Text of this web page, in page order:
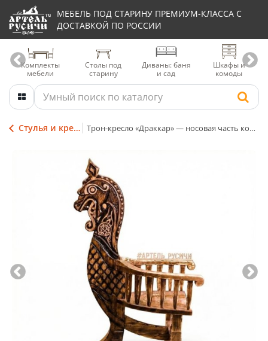
МЕБЕЛЬ ПОД СТАРИНУ ПРЕМИУМ-КЛАССА С
ДОСТАВКОЙ ПО РОССИИ
Комплекты
мебели
Столы под
старину
Диваны: баня
и сад
Шкафы и
комоды
Стулья и кресла из дерева Трон-кресло «Драккар» — носовая часть корабля викингов — голова дракона